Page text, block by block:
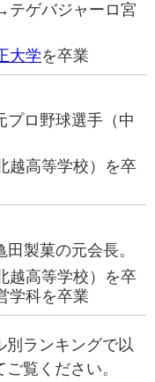
ゲバジャーロ宮
大学を卒業
プロ野球選手（中
越高等学校）を卒
製菓の元会長。
越高等学校）を卒
学科を卒業
別ランキングで以
覧ください。